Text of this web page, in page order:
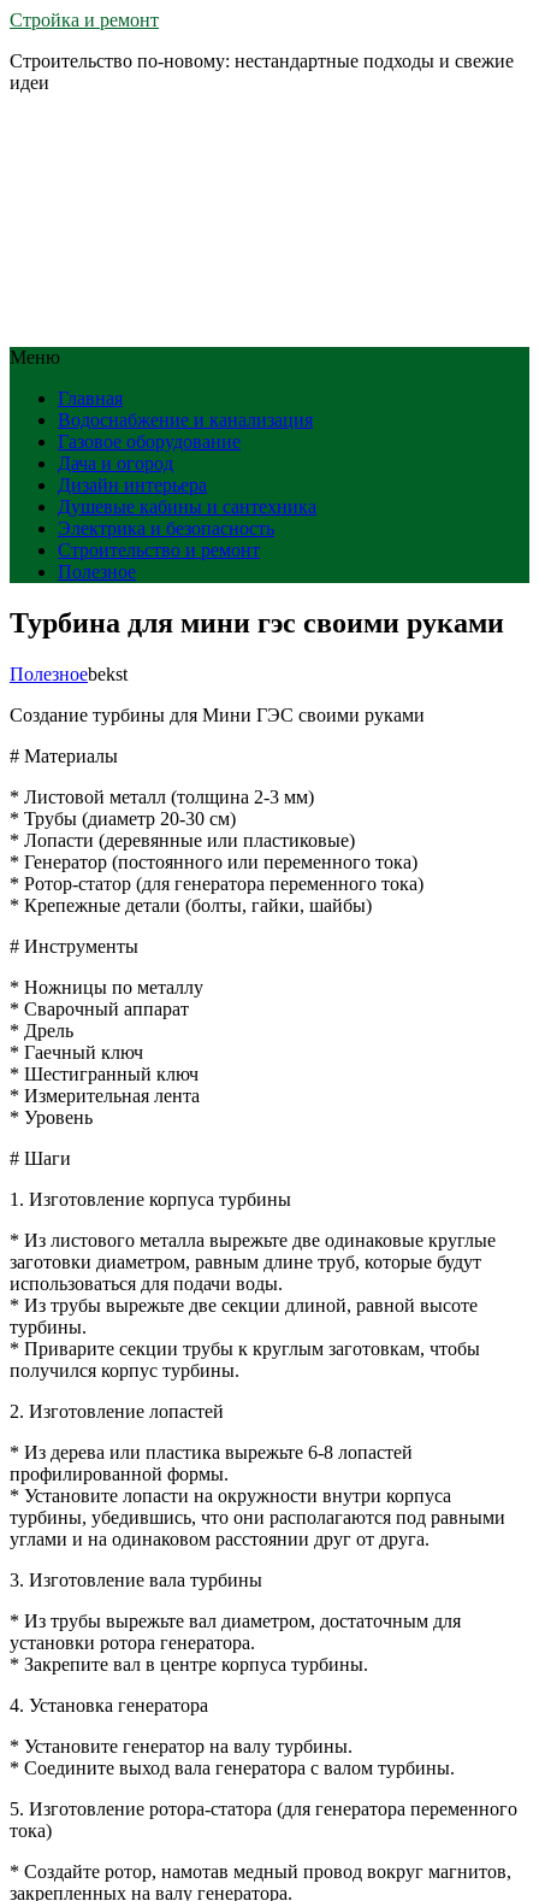
Стройка и ремонт
Строительство по-новому: нестандартные подходы и свежие
идеи
Меню
Главная
Водоснабжение и канализация
Газовое оборудование
Дача и огород
Дизайн интерьера
Душевые кабины и сантехника
Электрика и безопасность
Строительство и ремонт
Полезное
Турбина для мини гэс своими руками
Полезноеbekst
Создание турбины для Мини ГЭС своими руками
# Материалы
* Листовой металл (толщина 2-3 мм)
* Трубы (диаметр 20-30 см)
* Лопасти (деревянные или пластиковые)
* Генератор (постоянного или переменного тока)
* Ротор-статор (для генератора переменного тока)
* Крепежные детали (болты, гайки, шайбы)
# Инструменты
* Ножницы по металлу
* Сварочный аппарат
* Дрель
* Гаечный ключ
* Шестигранный ключ
* Измерительная лента
* Уровень
# Шаги
1. Изготовление корпуса турбины
* Из листового металла вырежьте две одинаковые круглые
заготовки диаметром, равным длине труб, которые будут
использоваться для подачи воды.
* Из трубы вырежьте две секции длиной, равной высоте
турбины.
* Приварите секции трубы к круглым заготовкам, чтобы
получился корпус турбины.
2. Изготовление лопастей
* Из дерева или пластика вырежьте 6-8 лопастей
профилированной формы.
* Установите лопасти на окружности внутри корпуса
турбины, убедившись, что они располагаются под равными
углами и на одинаковом расстоянии друг от друга.
3. Изготовление вала турбины
* Из трубы вырежьте вал диаметром, достаточным для
установки ротора генератора.
* Закрепите вал в центре корпуса турбины.
4. Установка генератора
* Установите генератор на валу турбины.
* Соедините выход вала генератора с валом турбины.
5. Изготовление ротора-статора (для генератора переменного
тока)
* Создайте ротор, намотав медный провод вокруг магнитов,
закрепленных на валу генератора.